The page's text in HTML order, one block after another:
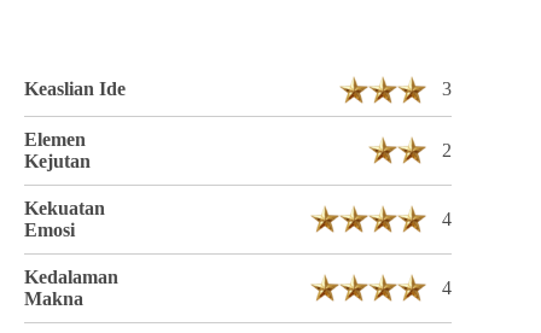
Keaslian Ide 3
Elemen
Kejutan
2
Kekuatan
Emosi
4
Kedalaman
Makna
4